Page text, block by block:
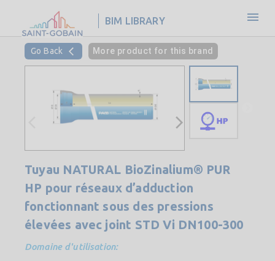
BIM LIBRARY
Go Back More product for this brand
Tuyau NATURAL BioZinalium® PUR
HP pour réseaux d’adduction
fonctionnant sous des pressions
élevées avec joint STD Vi DN100-300
Domaine d'utilisation: